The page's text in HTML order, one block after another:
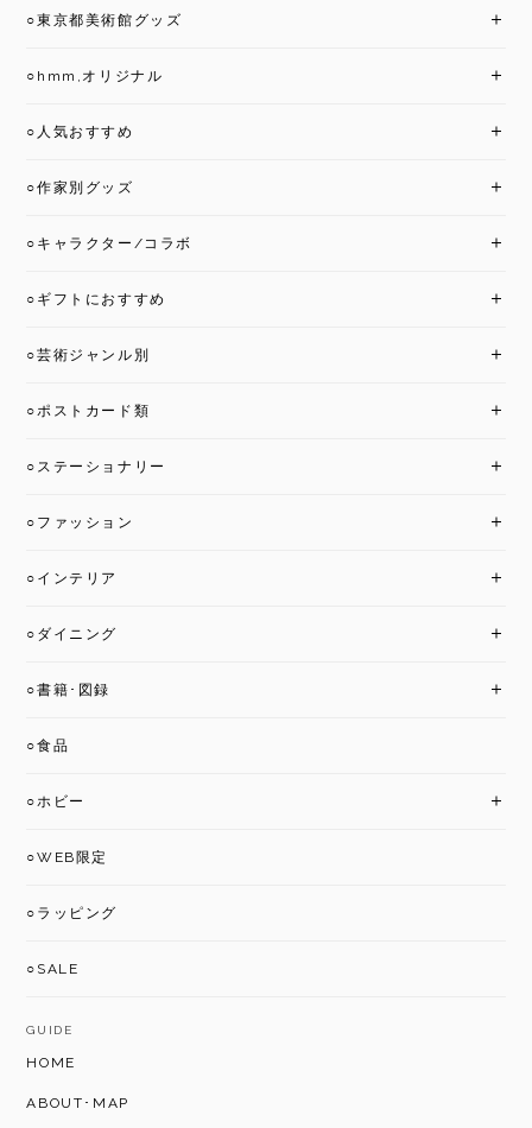
○東京都美術館グッズ
○hmm,オリジナル
○人気おすすめ
○作家別グッズ
○キャラクター/コラボ
○ギフトにおすすめ
○芸術ジャンル別
○ポストカード類
○ステーショナリー
○ファッション
○インテリア
○ダイニング
○書籍･図録
○食品
○ホビー
○WEB限定
○ラッピング
○SALE
GUIDE
HOME
ABOUT･MAP